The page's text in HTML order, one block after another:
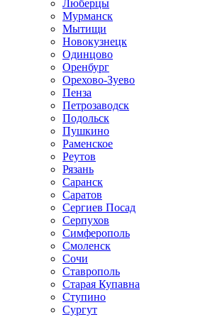
Люберцы
Мурманск
Мытищи
Новокузнецк
Одинцово
Оренбург
Орехово-Зуево
Пенза
Петрозаводск
Подольск
Пушкино
Раменское
Реутов
Рязань
Саранск
Саратов
Сергиев Посад
Серпухов
Симферополь
Смоленск
Сочи
Ставрополь
Старая Купавна
Ступино
Сургут